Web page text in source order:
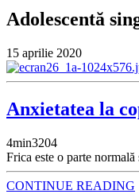
Adolescentă
15 aprilie 2020
Anxietatea la
4min3204
Frica este o parte
CONTINUE READING